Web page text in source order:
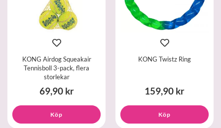
KONG Airdog Squeakair
Tennisboll 3-pack, flera
storlekar
69,90 kr
Köp
KONG Twistz Ring
159,90 kr
Köp